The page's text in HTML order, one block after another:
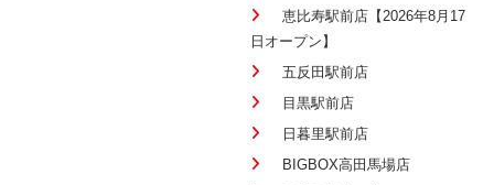
恵比寿駅前店【2026年8月17
日オープン】
五反田駅前店
目黒駅前店
日暮里駅前店
BIGBOX高田馬場店